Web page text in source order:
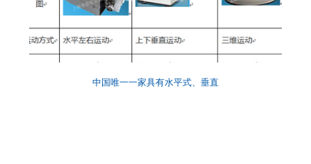
中国唯一一家具有水平式、垂直